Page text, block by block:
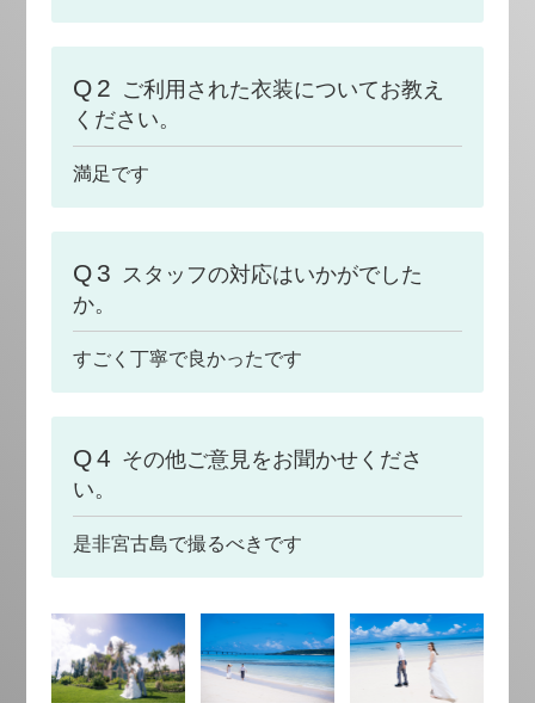
Q2 ご利用された衣装についてお教え
ください。
満足です
Q3
スタッフの対応はいかがでした
か。
すごく丁寧で良かったです
Q4 その他ご意見をお聞かせくださ
い。
是非宮古島で撮るべきです